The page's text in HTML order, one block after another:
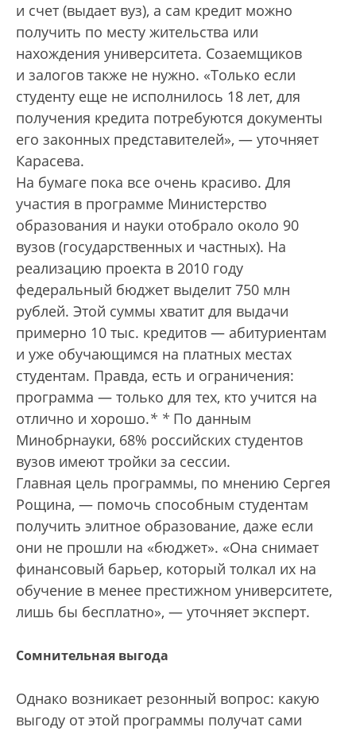
и счет (выдает вуз), а сам кредит можно
получить по месту жительства или
нахождения университета. Созаемщиков
и залогов также не нужно. «Только если
студенту еще не исполнилось 18 лет, для
получения кредита потребуются документы
его законных представителей», — уточняет
Карасева.
На бумаге пока все очень красиво. Для
участия в программе Министерство
образования и науки отобрало около 90
вузов (государственных и частных). На
реализацию проекта в 2010 году
федеральный бюджет выделит 750 млн
рублей. Этой суммы хватит для выдачи
примерно 10 тыс. кредитов — абитуриентам
и уже обучающимся на платных местах
студентам. Правда, есть и ограничения:
программа — только для тех, кто учится на
отлично и хорошо.* * По данным
Минобрнауки, 68% российских студентов
вузов имеют тройки за сессии.
Главная цель программы, по мнению Сергея
Рощина, — помочь способным студентам
получить элитное образование, даже если
они не прошли на «бюджет». «Она снимает
финансовый барьер, который толкал их на
обучение в менее престижном университете,
лишь бы бесплатно», — уточняет эксперт.
Сомнительная выгода
Однако возникает резонный вопрос: какую
выгоду от этой программы получат сами